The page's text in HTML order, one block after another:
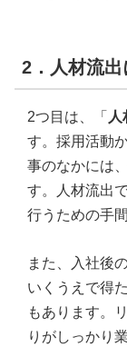
2．人材流
2つ目は、「 人
す。採用活動
事のなかには
す。人材流出
行うための手
また、入社後
いくうえで得
もあります。
りがしっかり